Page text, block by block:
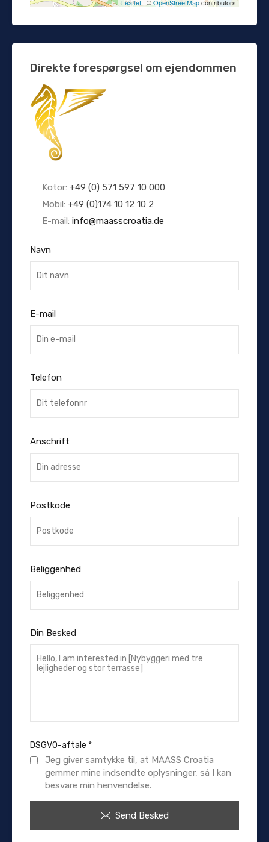
Leaflet | ©OpenStreetMapcontributors
Direkte forespørgsel om ejendommen
Kotor: +49 (0) 571 597 10 000
Mobil: +49 (0)174 10 12 10 2
E-mail: info@maasscroatia.de
Navn
E-mail
Telefon
Anschrift
Postkode
Beliggenhed
Din Besked
DSGVO-aftale *
Jeg giver samtykke til, at MAASS Croatia
gemmer mine indsendte oplysninger, så I kan
besvare min henvendelse.
Send Besked